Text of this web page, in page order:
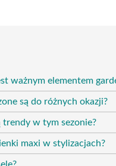
ważnym elementem
są do różnych okazji?
trendy w tym sezonie?
maxi w stylizacjach?